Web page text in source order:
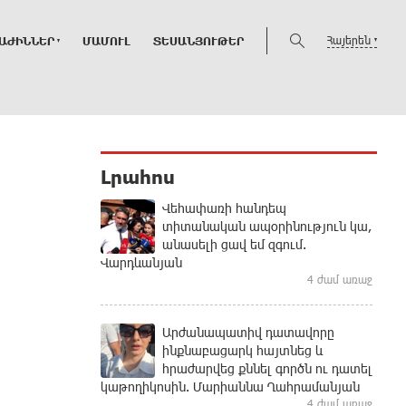
ՄԱՄՈՒԼ ՏԵՍԱՆՅՈՒԹԵՐ Հայերեն
Լրահոս
Վեհափառի հանդեպ
տիտանական ապօրինություն կա,
անասելի ցավ եմ զգում.
Վարդևանյան
4 ժամ առաջ
Արժանապատիվ դատավորը
ինքնաբացարկ հայտնեց և
հրաժարվեց քննել գործն ու դատել
կաթողիկոսին. Մարիաննա Ղահրամանյան
4 ժամ առաջ